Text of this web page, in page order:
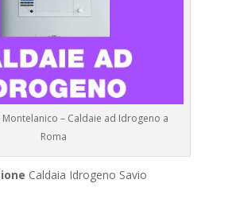
Montelanico – Caldaie ad Idrogeno a
Roma
Caldaia Idrogeno Savio